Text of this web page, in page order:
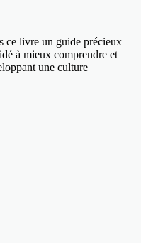
ce livre un guide précieux
à mieux comprendre et
une culture